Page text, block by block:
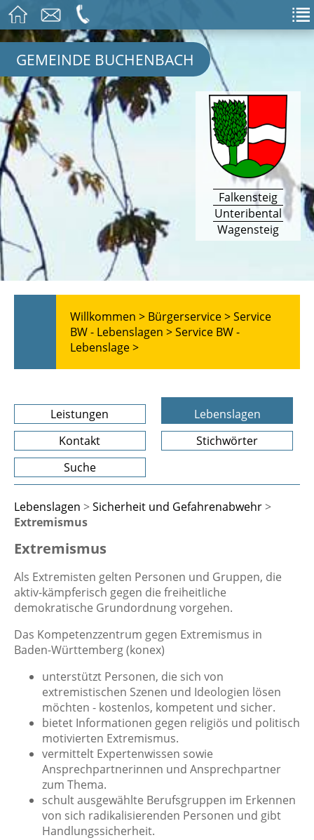
GEMEINDE BUCHENBACH
Falkensteig
Unteribental
Wagensteig
Willkommen > Bürgerservice >Service
BW - Lebenslagen >Service BW -
Lebenslage >
Leistungen
Lebenslagen
Kontakt
Stichwörter
Suche
Lebenslagen >Sicherheit und Gefahrenabwehr>
Extremismus
Extremismus
Als Extremisten gelten Personen und Gruppen, die
aktiv-kämpferisch gegen die freiheitliche
demokratische Grundordnung vorgehen.
Das Kompetenzzentrum gegen Extremismus in
Baden-Württemberg (konex)
unterstützt Personen, die sich von
extremistischen Szenen und Ideologien lösen
möchten - kostenlos, kompetent und sicher.
bietet Informationen gegen religiös und politisch
motivierten Extremismus.
vermittelt Expertenwissen sowie
Ansprechpartnerinnen und Ansprechpartner
zum Thema.
schult ausgewählte Berufsgruppen im Erkennen
von sich radikalisierenden Personen und gibt
Handlungssicherheit.